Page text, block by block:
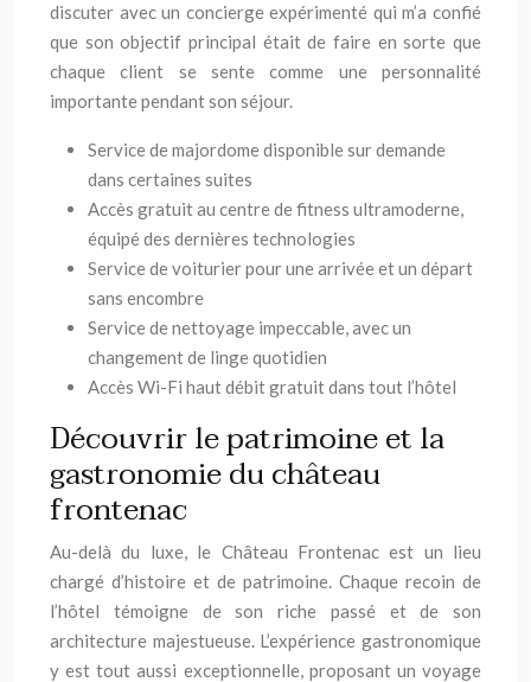
discuter avec un concierge expérimenté qui m’a confié
que son objectif principal était de faire en sorte que
chaque client se sente comme une personnalité
importante pendant son séjour.
Service de majordome disponible sur demande
dans certaines suites
Accès gratuit au centre de fitness ultramoderne,
équipé des dernières technologies
Service de voiturier pour une arrivée et un départ
sans encombre
Service de nettoyage impeccable, avec un
changement de linge quotidien
Accès Wi-Fi haut débit gratuit dans tout l’hôtel
Découvrir le patrimoine et la
gastronomie du château
frontenac
Au-delà du luxe, le Château Frontenac est un lieu
chargé d’histoire et de patrimoine. Chaque recoin de
l’hôtel témoigne de son riche passé et de son
architecture majestueuse. L’expérience gastronomique
y est tout aussi exceptionnelle, proposant un voyage